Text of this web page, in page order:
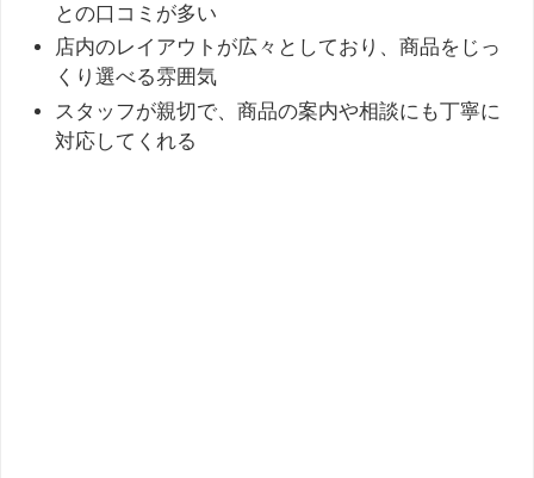
との口コミが多い
店内のレイアウトが広々としており、商品をじっ
くり選べる雰囲気
スタッフが親切で、商品の案内や相談にも丁寧に
対応してくれる